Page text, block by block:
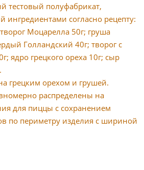
тестовый полуфабрикат,
ингредиентами согласно рецепту:
Моцарелла 50г; груша
Голландский 40г; творог с
ядро ​​грецкого ореха 10г; сыр
грецким орехом и грушей.
распределены на
для пиццы с сохранением
по периметру изделия с шириной